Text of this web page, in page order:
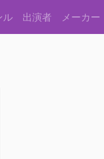
ル 出演者 メーカー